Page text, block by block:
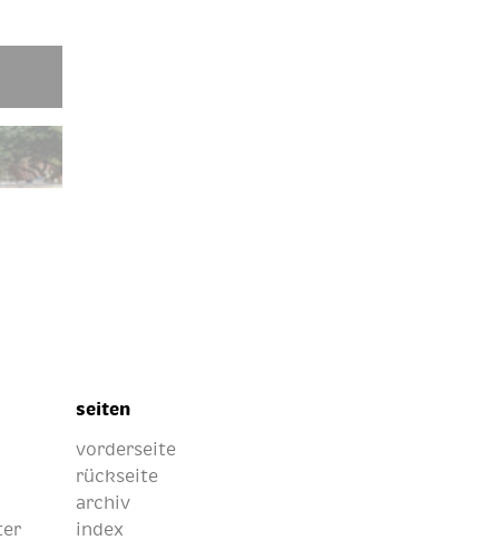
seiten
vorderseite
rückseite
archiv
index